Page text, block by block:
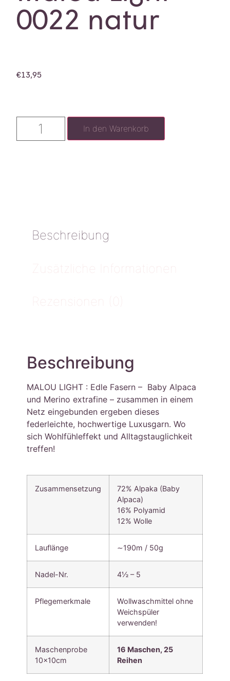
0022 natur
€13,95
In den Warenkorb
Beschreibung
Zusätzliche Informationen
Rezensionen (0)
Beschreibung
MALOU LIGHT : Edle Fasern – Baby Alpaca
und Merino extrafine – zusammen in einem
Netz eingebunden ergeben dieses
federleichte, hochwertige Luxusgarn. Wo
sich Wohlfühleffekt und Alltagstauglichkeit
treffen!
Zusammensetzung
72% Alpaka (Baby
Alpaca)
16% Polyamid
12% Wolle
Lauflänge ∼190m / 50g
Nadel-Nr. 4½ – 5
Pflegemerkmale
Wollwaschmittel ohne
Weichspüler
verwenden!
Maschenprobe
10x10cm
16 Maschen,25
Reihen